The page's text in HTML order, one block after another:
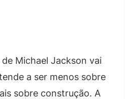
Michael Jackson vai
a ser menos sobre
sobre construção. A